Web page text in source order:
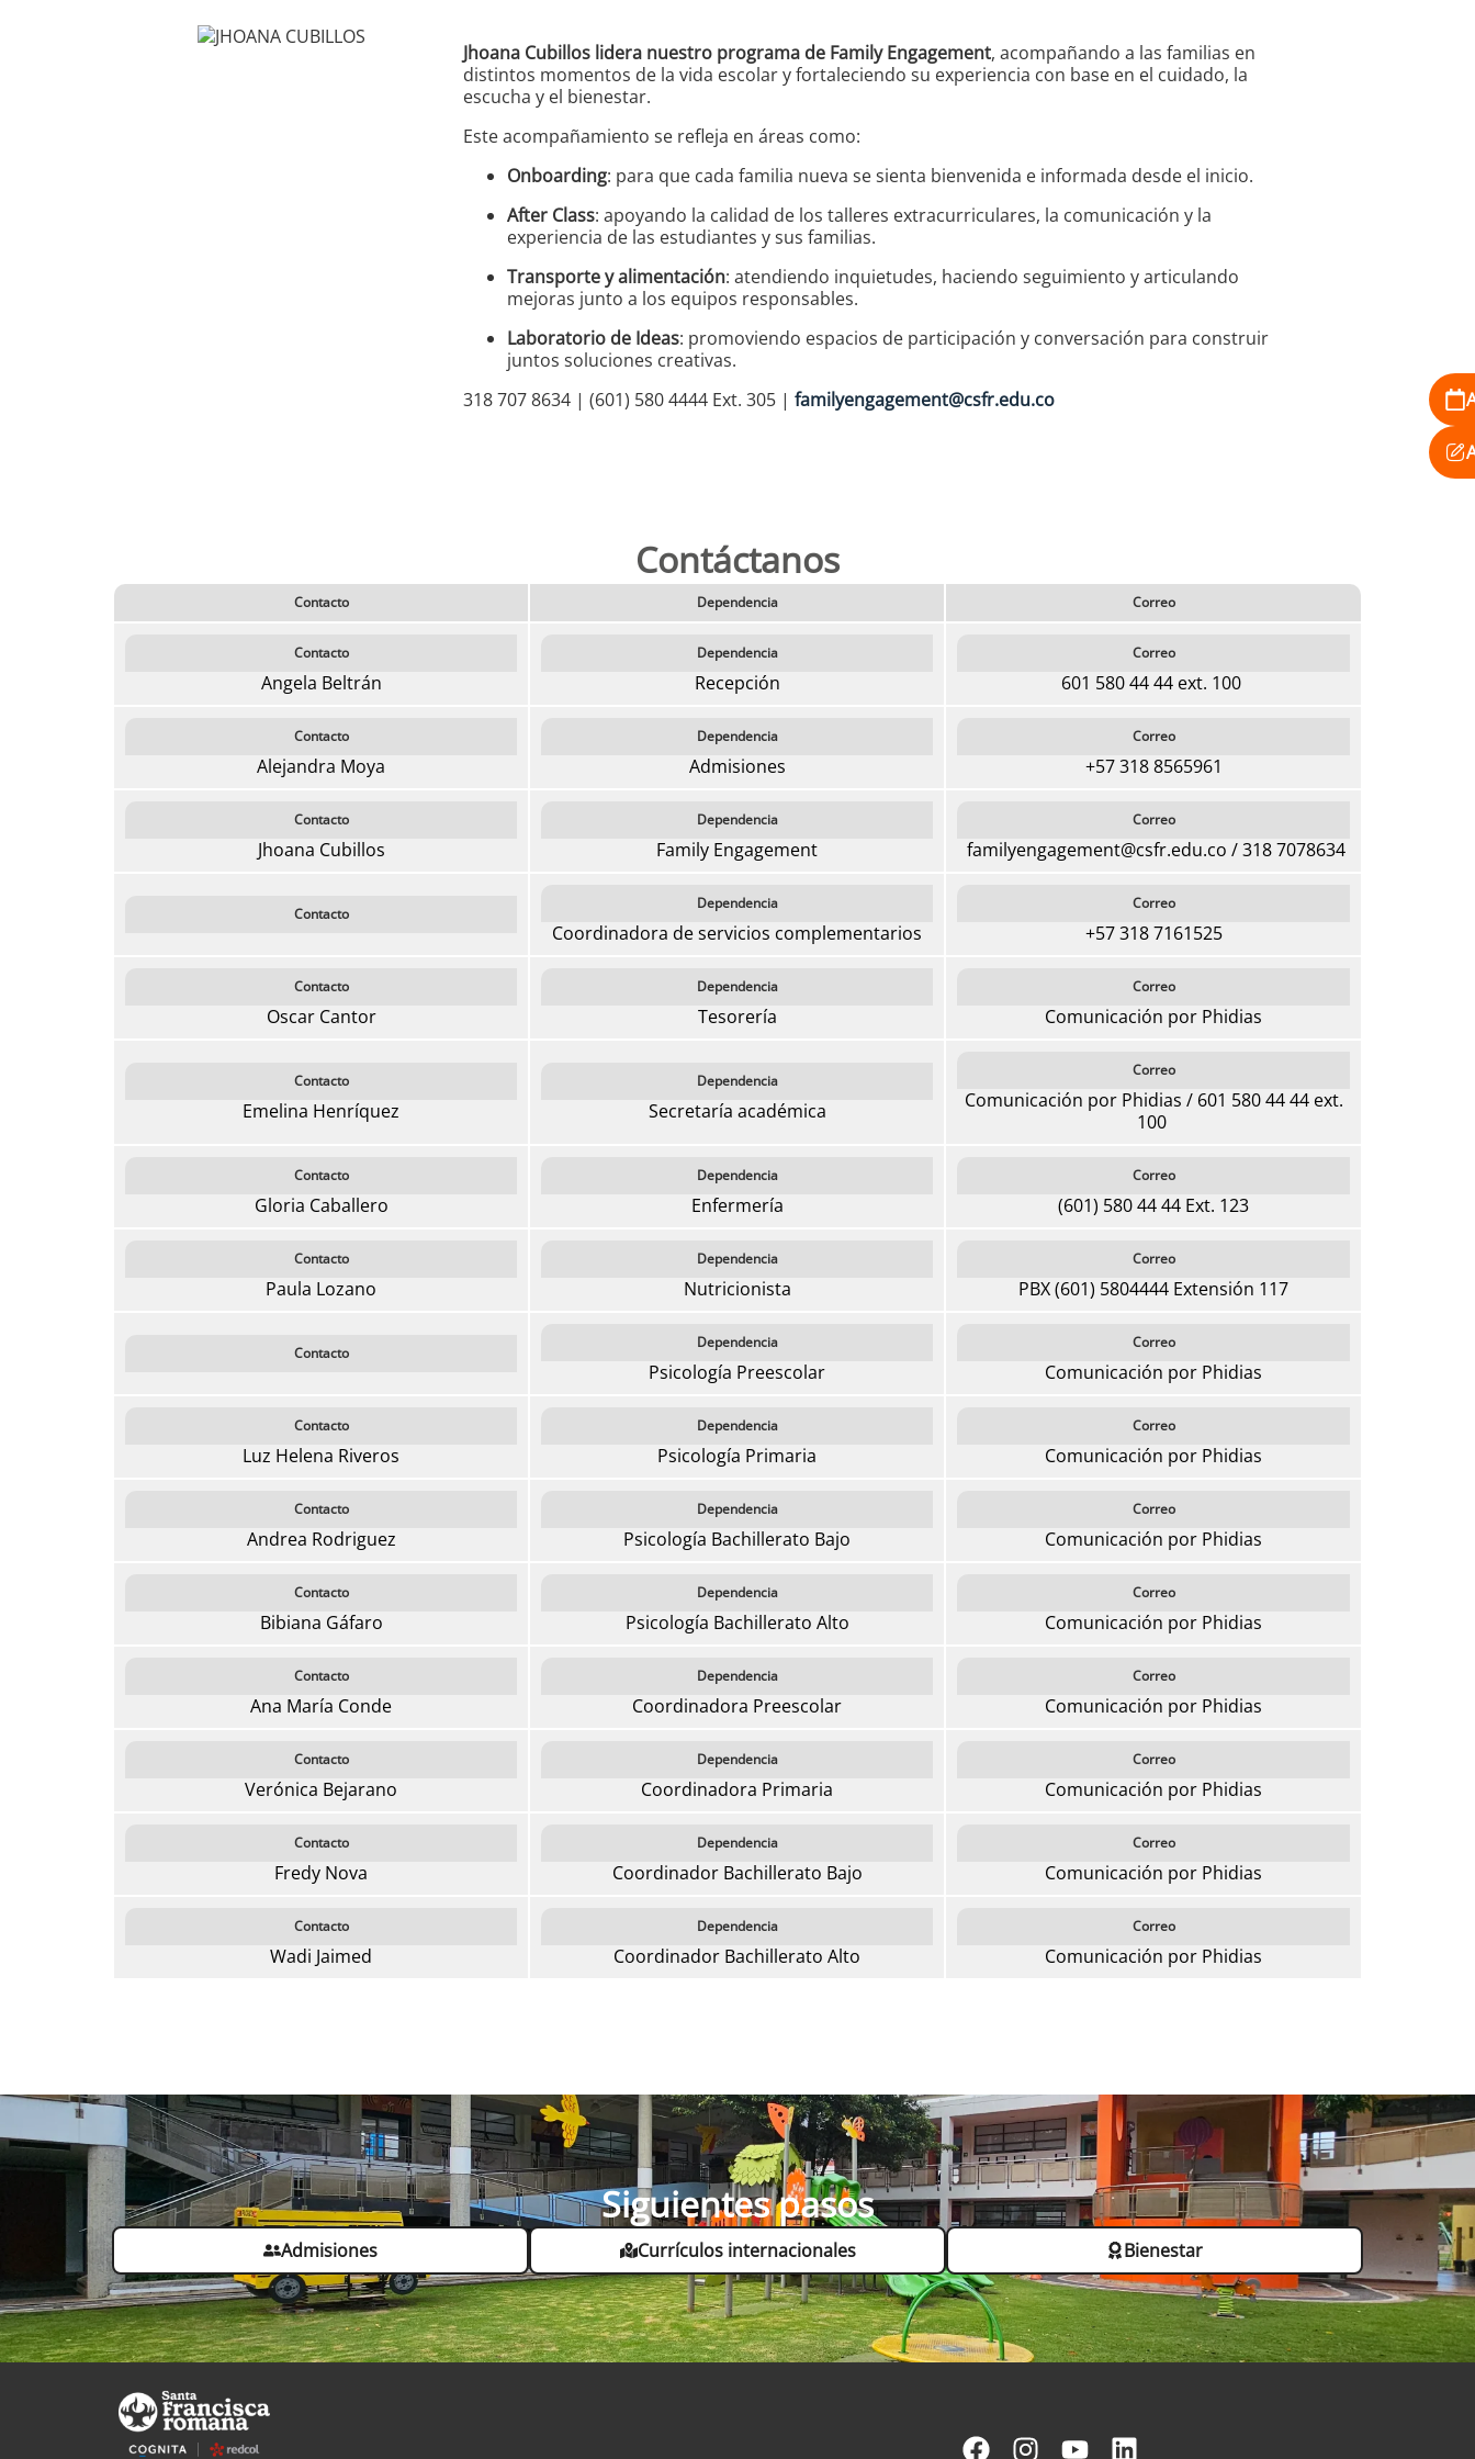
Jhoana Cubillos lidera nuestro programa de Family Engagement, acompañando a las familias en
distintos momentos de la vida escolar y fortaleciendo su experiencia con base en el cuidado, la
escucha y el bienestar.
Este acompañamiento se refleja en áreas como:
Onboarding: para que cada familia nueva se sienta bienvenida e informada desde el inicio.
After Class: apoyando la calidad de los talleres extracurriculares, la comunicación y la
experiencia de las estudiantes y sus familias.
Transporte y alimentación: atendiendo inquietudes, haciendo seguimiento y articulando
mejoras junto a los equipos responsables.
Laboratorio de Ideas: promoviendo espacios de participación y conversación para construir
juntos soluciones creativas.
318 707 8634 | (601) 580 4444 Ext. 305 | familyengagement@csfr.edu.co
Contáctanos
Contacto Dependencia Correo
Contacto
Angela Beltrán
Dependencia
Recepción
Correo
601 580 44 44 ext. 100
Contacto
Alejandra Moya
Dependencia
Admisiones
Correo
+57 318 8565961
Contacto
Jhoana Cubillos
Dependencia
Family Engagement
Correo
familyengagement@csfr.edu.co / 318 7078634
Contacto
Dependencia
Coordinadora de servicios complementarios
Correo
+57 318 7161525
Contacto
Oscar Cantor
Dependencia
Tesorería
Correo
Comunicación por Phidias
Contacto
Emelina Henríquez
Dependencia
Secretaría académica
Correo
Comunicación por Phidias / 601 580 44 44 ext.
100
Contacto
Gloria Caballero
Dependencia
Enfermería
Correo
(601) 580 44 44 Ext. 123
Contacto
Paula Lozano
Dependencia
Nutricionista
Correo
PBX (601) 5804444 Extensión 117
Contacto
Dependencia
Psicología Preescolar
Correo
Comunicación por Phidias
Contacto
Luz Helena Riveros
Dependencia
Psicología Primaria
Correo
Comunicación por Phidias
Contacto
Andrea Rodriguez
Dependencia
Psicología Bachillerato Bajo
Correo
Comunicación por Phidias
Contacto
Bibiana Gáfaro
Dependencia
Psicología Bachillerato Alto
Correo
Comunicación por Phidias
Contacto
Ana María Conde
Dependencia
Coordinadora Preescolar
Correo
Comunicación por Phidias
Contacto
Verónica Bejarano
Dependencia
Coordinadora Primaria
Correo
Comunicación por Phidias
Contacto
Fredy Nova
Dependencia
Coordinador Bachillerato Bajo
Correo
Comunicación por Phidias
Contacto
Wadi Jaimed
Dependencia
Coordinador Bachillerato Alto
Correo
Comunicación por Phidias
Siguientes pasos
Admisiones Currículos internacionales Bienestar